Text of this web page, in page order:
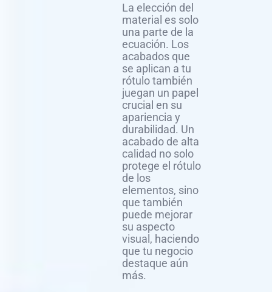
La elección del
material es solo
una parte de la
ecuación. Los
acabados que
se aplican a tu
rótulo también
juegan un papel
crucial en su
apariencia y
durabilidad. Un
acabado de alta
calidad no solo
protege el rótulo
de los
elementos, sino
que también
puede mejorar
su aspecto
visual, haciendo
que tu negocio
destaque aún
más.